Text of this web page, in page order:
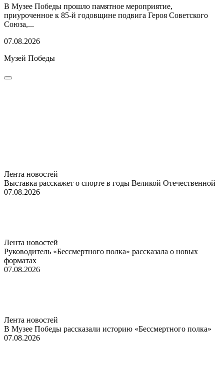
В Музее Победы прошло памятное мероприятие,
приуроченное к 85-й годовщине подвига Героя Советского
Союза,...
07.08.2026
Музей Победы
Лента новостей
Выставка расскажет о спорте в годы Великой Отечественной
07.08.2026
Лента новостей
Руководитель «Бессмертного полка» рассказала о новых
форматах
07.08.2026
Лента новостей
В Музее Победы рассказали историю «Бессмертного полка»
07.08.2026